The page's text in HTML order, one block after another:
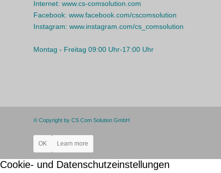
Internet: www.cs-comsolution.com
Facebook: www.facebook.com/cscomsolution
Instagram: www.instagram.com/cs_comsolution
Montag - Freitag 09:00 Uhr-17:00 Uhr
© Copyright by CS Com Solution GmbH
OK Learn more
Cookie- und Datenschutzeinstellungen